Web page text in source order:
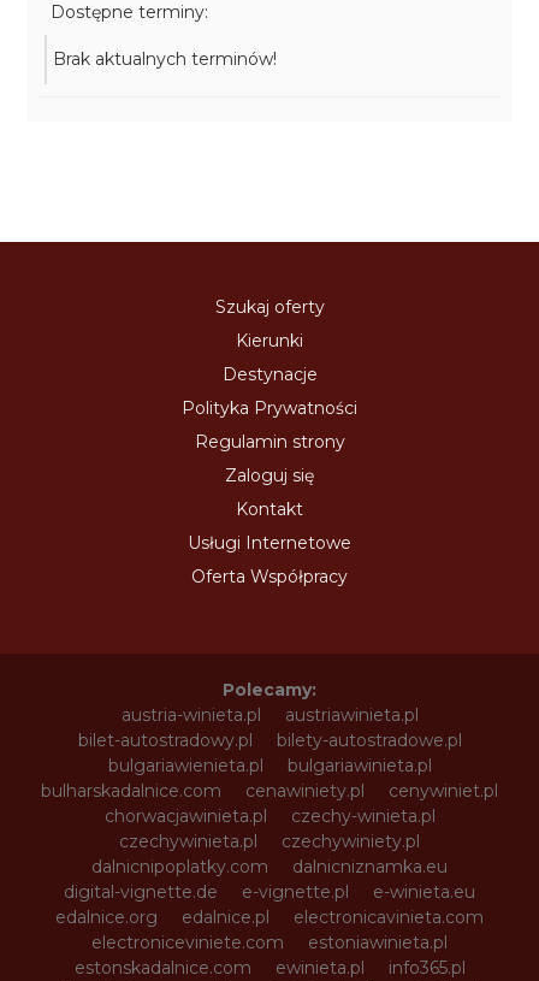
Dostępne terminy:
Brak aktualnych terminów!
Szukaj oferty
Kierunki
Destynacje
Polityka Prywatności
Regulamin strony
Zaloguj się
Kontakt
Usługi Internetowe
Oferta Współpracy
Polecamy:
austria-winieta.pl
austriawinieta.pl
bilet-autostradowy.pl
bilety-autostradowe.pl
bulgariawienieta.pl
bulgariawinieta.pl
bulharskadalnice.com
cenawiniety.pl
cenywiniet.pl
chorwacjawinieta.pl
czechy-winieta.pl
czechywinieta.pl
czechywiniety.pl
dalnicnipoplatky.com
dalnicniznamka.eu
digital-vignette.de
e-vignette.pl
e-winieta.eu
edalnice.org
edalnice.pl
electronicavinieta.com
electroniceviniete.com
estoniawinieta.pl
estonskadalnice.com
ewinieta.pl
info365.pl